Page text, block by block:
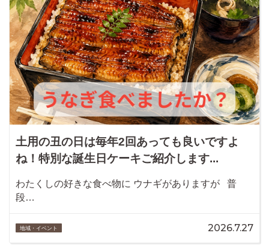
土用の丑の日は毎年2回あっても良いですよ
ね！特別な誕生日ケーキご紹介します...
わたくしの好きな食べ物に ウナギがありますが 普
段…
地域・イベント 2026.7.27